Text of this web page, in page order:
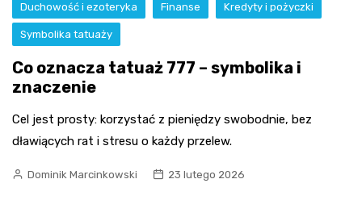
Duchowość i ezoteryka Finanse Kredyty i pożyczki
Symbolika tatuaży
Co oznacza tatuaż 777 – symbolika i
znaczenie
Cel jest prosty: korzystać z pieniędzy swobodnie, bez
dławiących rat i stresu o każdy przelew.
Dominik Marcinkowski 23 lutego 2026